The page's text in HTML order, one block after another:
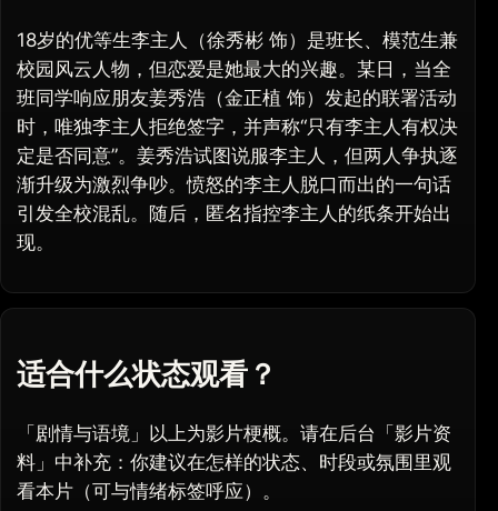
18岁的优等生‌李主人（徐秀彬 饰）是班长、模范生兼
校园风云人物，但恋爱是她最大的兴趣。某日，当全
班同学响应朋友‌姜秀浩（金正植‌ 饰）发起的联署活动
时，唯独‌李主人拒绝签字，并声称“只有李主人有权决
定是否同意”。‌姜秀浩试图说服‌李主人，但两人争执逐
渐升级为激烈争吵。愤怒的‌李主人脱口而出的一句话
引发全校混乱。随后，匿名指控‌李主人的纸条开始出
现。
适合什么状态观看？
「剧情与语境」以上为影片梗概。请在后台「影片资
料」中补充：你建议在怎样的状态、时段或氛围里观
看本片（可与情绪标签呼应）。